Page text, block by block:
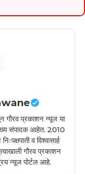
गौरव प्रकाशन न्यूज या
मुख्य संपादक आहेत. 2010
व विश्वासार्ह
गौरव प्रकाशन
न्यूज पोर्टल आहे.